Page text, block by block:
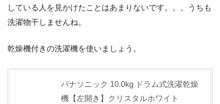
している人を見かけたことはあまりないです。。。うちも
洗濯物干しませんね。
乾燥機付きの洗濯機を使いましょう。
パナソニック 10.0kg ドラム式洗濯乾燥
機【左開き】クリスタルホワイト